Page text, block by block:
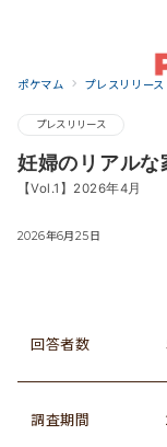
ポケマム プレスリリース
プレスリリース
妊婦のリアル
【Vol.1】2026年4月
2026年6月25日
回答者数
調査期間